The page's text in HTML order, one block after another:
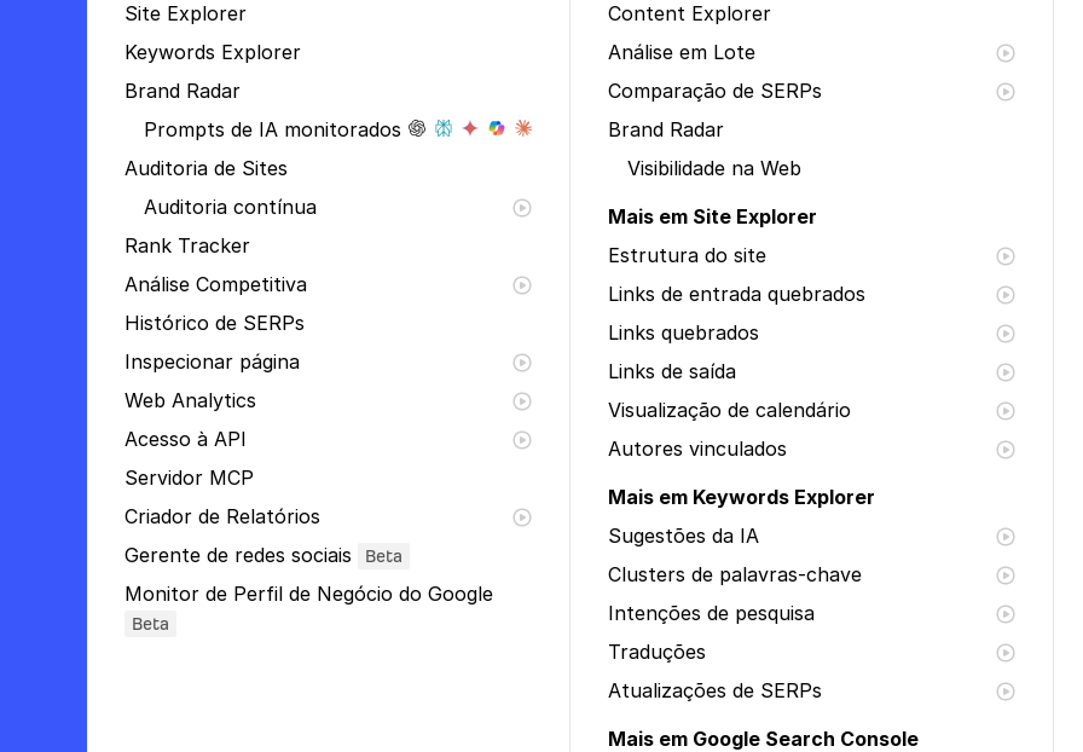
Site Explorer
Keywords Explorer
Brand Radar
Prompts de IA monitorados
Auditoria de Sites
Auditoria contínua
Rank Tracker
Análise Competitiva
Histórico de SERPs
Inspecionar página
Web Analytics
Acesso à API
Servidor MCP
Criador de Relatórios
Gerente de redes sociais
Beta
Monitor de Perfil de Negócio do Google
Beta
Content Explorer
Análise em Lote
Comparação de SERPs
Brand Radar
Visibilidade na Web
Mais em Site Explorer
Estrutura do site
Links de entrada quebrados
Links quebrados
Links de saída
Visualização de calendário
Autores vinculados
Mais em Keywords Explorer
Sugestões da IA
Clusters de palavras-chave
Intenções de pesquisa
Traduções
Atualizações de SERPs
Mais em Google Search Console